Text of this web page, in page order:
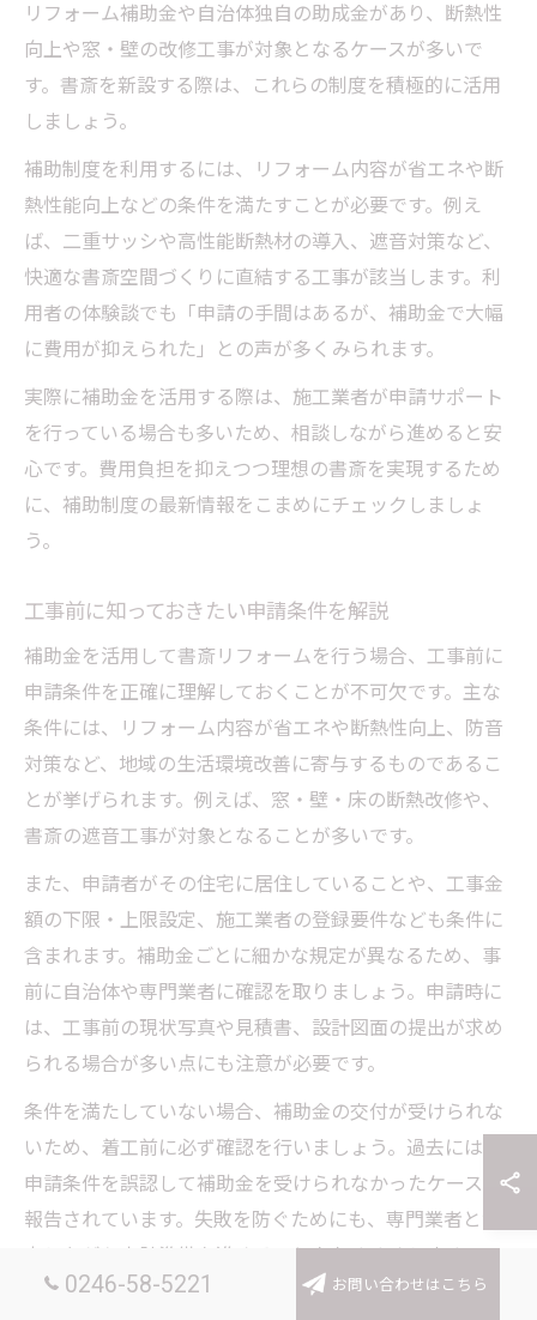
リフォーム補助金や自治体独自の助成金があり、断熱性
向上や窓・壁の改修工事が対象となるケースが多いで
す。書斎を新設する際は、これらの制度を積極的に活用
しましょう。
補助制度を利用するには、リフォーム内容が省エネや断
熱性能向上などの条件を満たすことが必要です。例え
ば、二重サッシや高性能断熱材の導入、遮音対策など、
快適な書斎空間づくりに直結する工事が該当します。利
用者の体験談でも「申請の手間はあるが、補助金で大幅
に費用が抑えられた」との声が多くみられます。
実際に補助金を活用する際は、施工業者が申請サポート
を行っている場合も多いため、相談しながら進めると安
心です。費用負担を抑えつつ理想の書斎を実現するため
に、補助制度の最新情報をこまめにチェックしましょ
う。
工事前に知っておきたい申請条件を解説
補助金を活用して書斎リフォームを行う場合、工事前に
申請条件を正確に理解しておくことが不可欠です。主な
条件には、リフォーム内容が省エネや断熱性向上、防音
対策など、地域の生活環境改善に寄与するものであるこ
とが挙げられます。例えば、窓・壁・床の断熱改修や、
書斎の遮音工事が対象となることが多いです。
また、申請者がその住宅に居住していることや、工事金
額の下限・上限設定、施工業者の登録要件なども条件に
含まれます。補助金ごとに細かな規定が異なるため、事
前に自治体や専門業者に確認を取りましょう。申請時に
は、工事前の現状写真や見積書、設計図面の提出が求め
られる場合が多い点にも注意が必要です。
条件を満たしていない場合、補助金の交付が受けられな
いため、着工前に必ず確認を行いましょう。過去には、
申請条件を誤認して補助金を受けられなかったケースも
報告されています。失敗を防ぐためにも、専門業者と協
力しながら申請準備を進めることをおすすめします。
0246-58-5221 お問い合わせはこちら